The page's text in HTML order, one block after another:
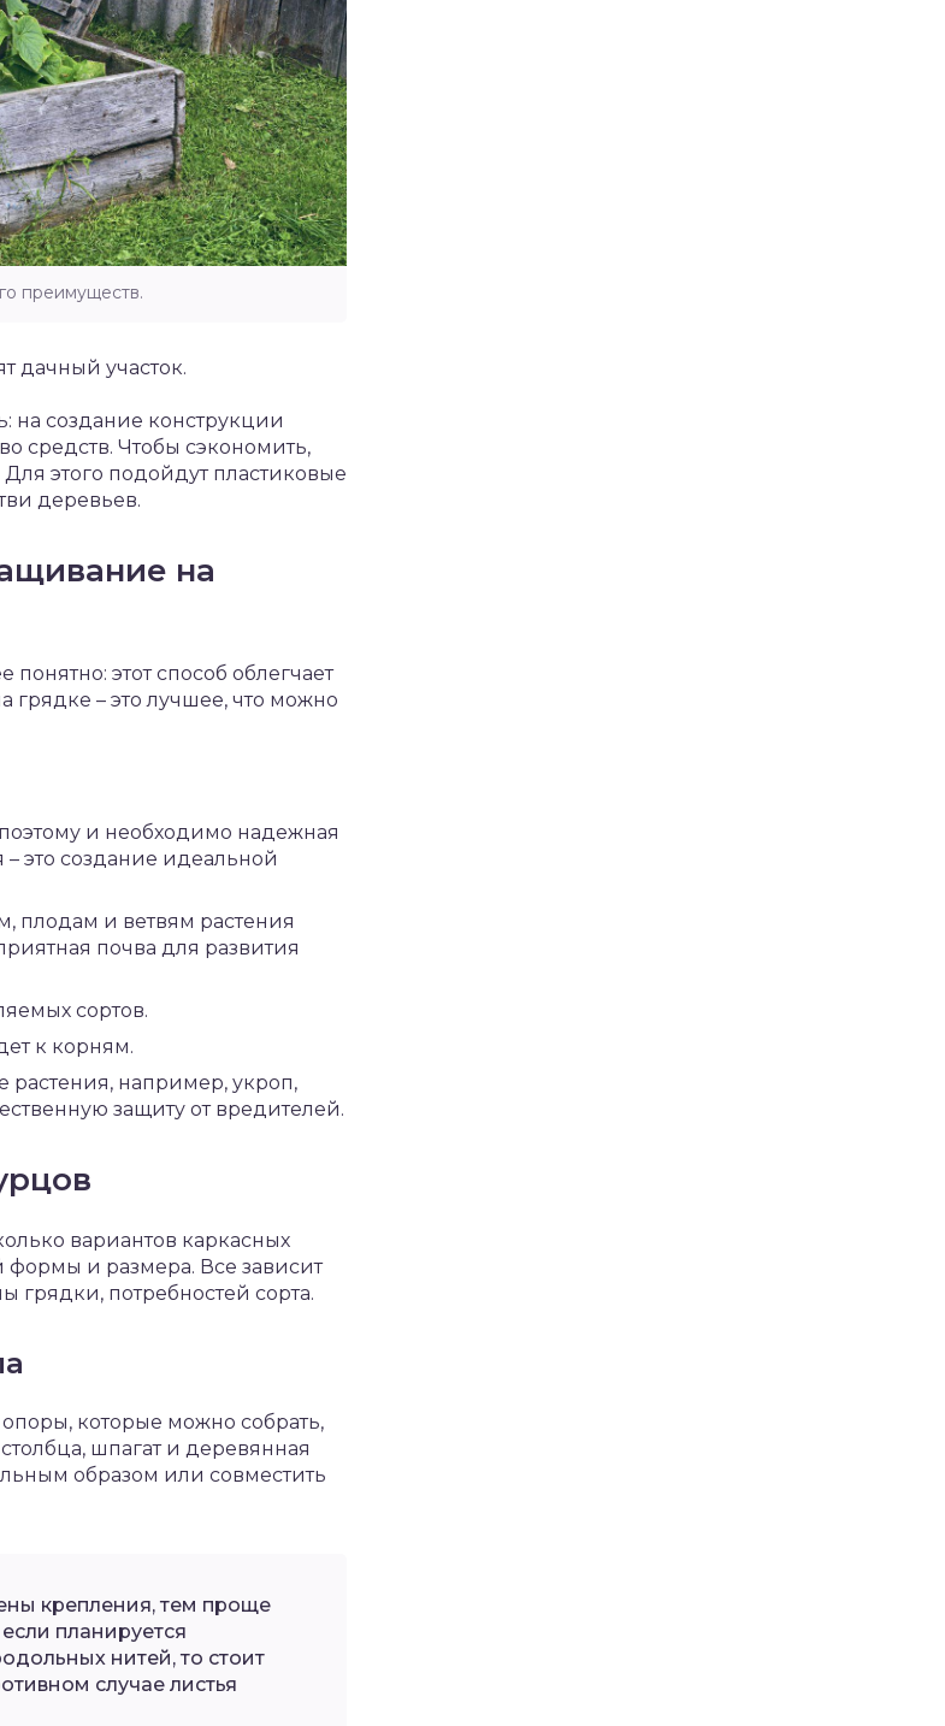
преимуществ.
дачный участок.
на создание конструкции
средств. Чтобы сэкономить,
этого подойдут пластиковые
деревьев.
на
этот способ облегчает
грядке – это лучшее, что можно
и необходимо надежная
это создание идеальной
плодам и ветвям растения
почва для развития
сортов.
к корням.
растения, например, укроп,
защиту от вредителей.
вариантов каркасных
и размера. Все зависит
грядки, потребностей сорта.
которые можно собрать,
шпагат и деревянная
образом или совместить
крепления, тем проще
планируется
нитей, то стоит
случае листья